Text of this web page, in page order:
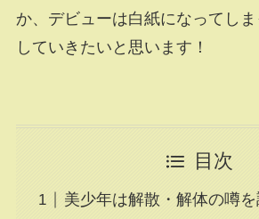
か、デビューは白紙になってし
していきたいと思います！
目次
美少年は解散・解体の噂を